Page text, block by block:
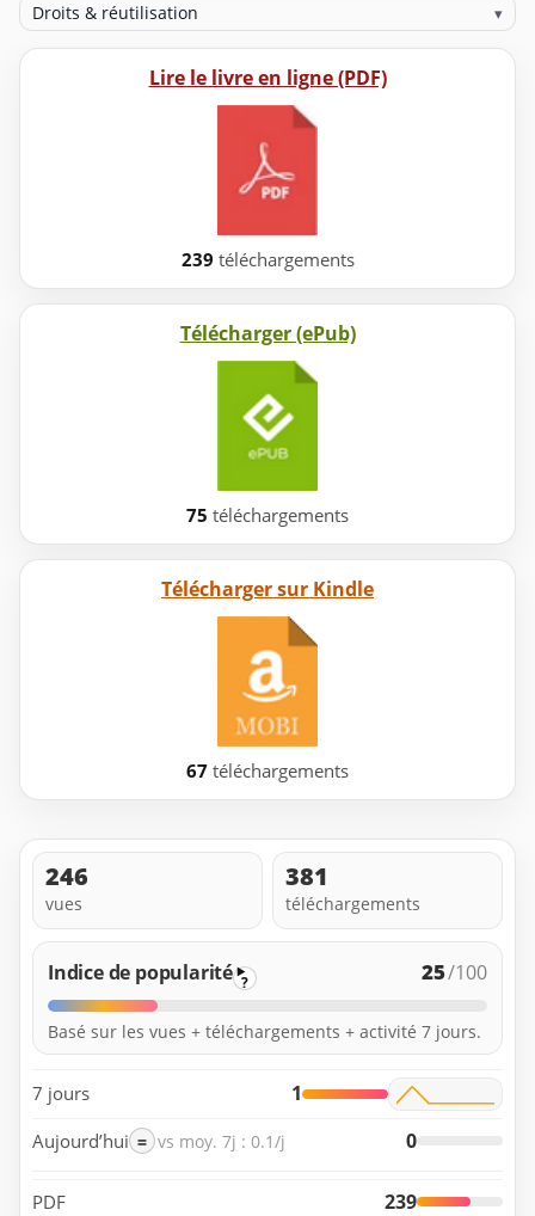
Droits & réutilisation ▾
Lire le livre en ligne (PDF)
239 téléchargements
Télécharger (ePub)
75 téléchargements
Télécharger sur Kindle
67 téléchargements
246
vues
381
téléchargements
Indice de popularité ? 25/100
Basé sur les vues + téléchargements + activité 7 jours.
7 jours 1
Aujourd’hui = vs moy. 7j : 0.1/j 0
PDF 239